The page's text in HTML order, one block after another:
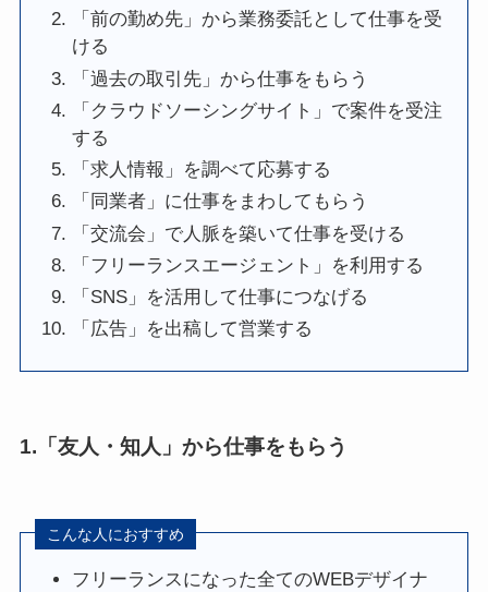
「前の勤め先」から業務委託として仕事を受
ける
「過去の取引先」から仕事をもらう
「クラウドソーシングサイト」で案件を受注
する
「求人情報」を調べて応募する
「同業者」に仕事をまわしてもらう
「交流会」で人脈を築いて仕事を受ける
「フリーランスエージェント」を利用する
「SNS」を活用して仕事につなげる
「広告」を出稿して営業する
1.「友人・知人」から仕事をもらう
こんな人におすすめ
フリーランスになった全てのWEBデザイナ